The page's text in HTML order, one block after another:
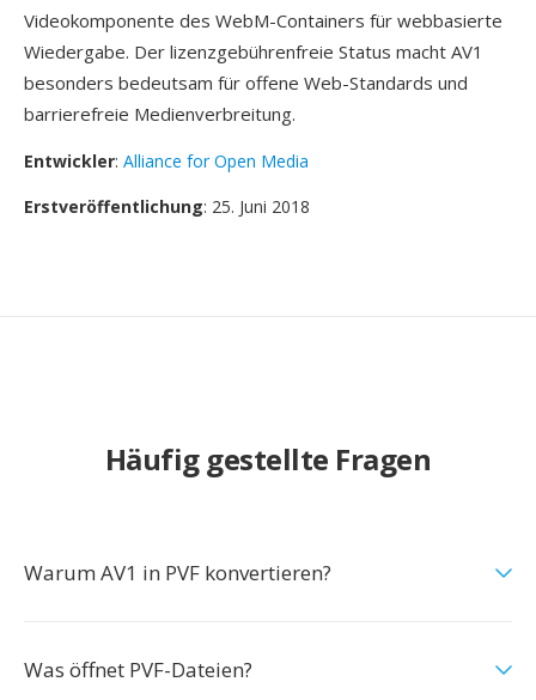
Videokomponente des WebM-Containers für webbasierte
Wiedergabe. Der lizenzgebührenfreie Status macht AV1
besonders bedeutsam für offene Web-Standards und
barrierefreie Medienverbreitung.
Entwickler: Alliance for Open Media
Erstveröffentlichung: 25. Juni 2018
Häufig gestellte Fragen
Warum AV1 in PVF konvertieren?
Was öffnet PVF-Dateien?